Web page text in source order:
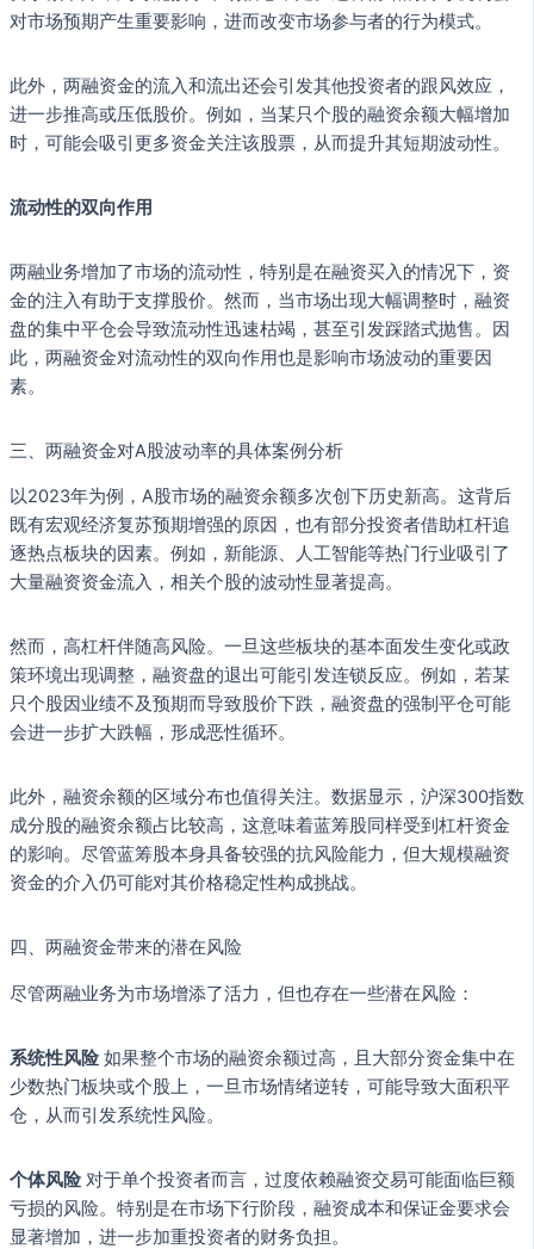
对市场预期产生重要影响，进而改变市场参与者的行为模式。
此外，两融资金的流入和流出还会引发其他投资者的跟风效应，
进一步推高或压低股价。例如，当某只个股的融资余额大幅增加
时，可能会吸引更多资金关注该股票，从而提升其短期波动性。
流动性的双向作用
两融业务增加了市场的流动性，特别是在融资买入的情况下，资
金的注入有助于支撑股价。然而，当市场出现大幅调整时，融资
盘的集中平仓会导致流动性迅速枯竭，甚至引发踩踏式抛售。因
此，两融资金对流动性的双向作用也是影响市场波动的重要因
素。
三、两融资金对A股波动率的具体案例分析
以2023年为例，A股市场的融资余额多次创下历史新高。这背后
既有宏观经济复苏预期增强的原因，也有部分投资者借助杠杆追
逐热点板块的因素。例如，新能源、人工智能等热门行业吸引了
大量融资资金流入，相关个股的波动性显著提高。
然而，高杠杆伴随高风险。一旦这些板块的基本面发生变化或政
策环境出现调整，融资盘的退出可能引发连锁反应。例如，若某
只个股因业绩不及预期而导致股价下跌，融资盘的强制平仓可能
会进一步扩大跌幅，形成恶性循环。
此外，融资余额的区域分布也值得关注。数据显示，沪深300指数
成分股的融资余额占比较高，这意味着蓝筹股同样受到杠杆资金
的影响。尽管蓝筹股本身具备较强的抗风险能力，但大规模融资
资金的介入仍可能对其价格稳定性构成挑战。
四、两融资金带来的潜在风险
尽管两融业务为市场增添了活力，但也存在一些潜在风险：
系统性风险 如果整个市场的融资余额过高，且大部分资金集中在
少数热门板块或个股上，一旦市场情绪逆转，可能导致大面积平
仓，从而引发系统性风险。
个体风险 对于单个投资者而言，过度依赖融资交易可能面临巨额
亏损的风险。特别是在市场下行阶段，融资成本和保证金要求会
显著增加，进一步加重投资者的财务负担。